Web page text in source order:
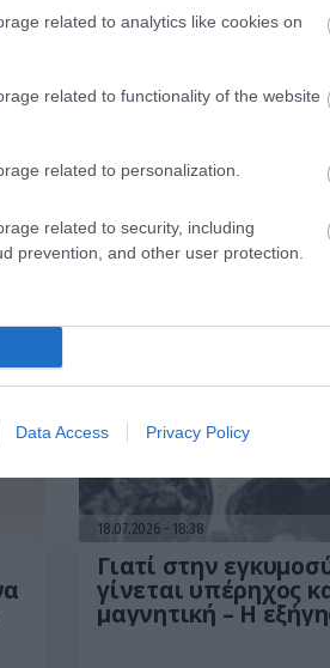
related to analytics like cookies on
related to functionality of the website
related to personalization.
related to security, including
prevention, and other user protection.
Data Access Privacy Policy
Κίνα: Η
δοντιού που
Ακολούθησε «καταδίωξη» του μικρού «φυγά»
18.07.2026 18:38
Γιατί στην
γίνεται υπέρηχος
μαγνητική – Η